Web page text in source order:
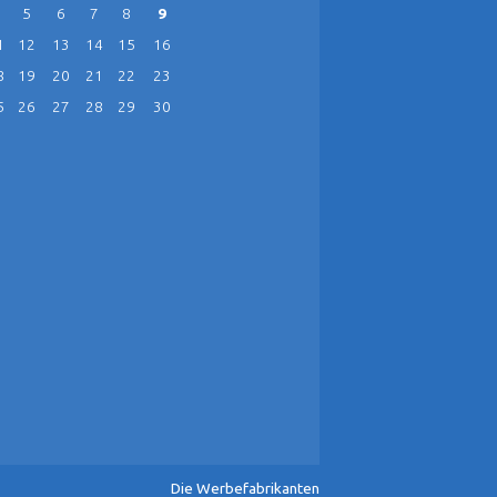
5 6 7 8
9
12 13 14 15
16
19 20 21 22
23
26 27 28 29
30
Die Werbefabrikanten